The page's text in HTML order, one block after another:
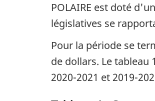
POLAIRE est doté
législatives se
Pour la période se
de dollars. Le
2020-2021 et 2019-